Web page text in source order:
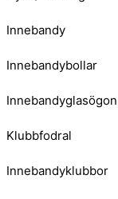
Innebandy
Innebandybollar
Innebandyglasögon
Klubbfodral
Innebandyklubbor